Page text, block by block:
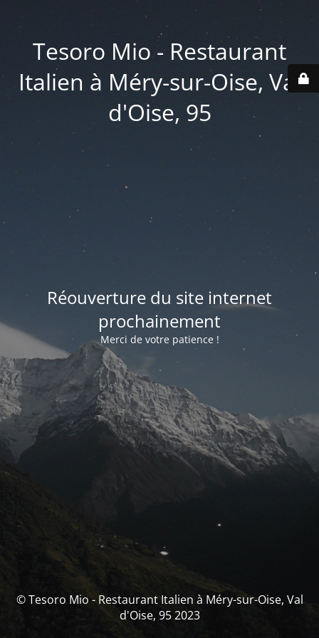
Tesoro Mio - Restaurant
Italien à Méry-sur-Oise, Val
d'Oise, 95
Réouverture du site internet
prochainement
Merci de votre patience !
© Tesoro Mio - Restaurant Italien à Méry-sur-Oise, Val
d'Oise, 95 2023